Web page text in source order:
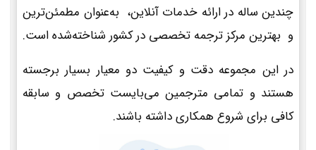
چندین ساله در ارائه خدمات آنلاین، به‌عنوان مطمئن‌ترین
و بهترین مرکز ترجمه تخصصی در کشور شناخته‌شده است.
در این مجموعه دقت و کیفیت دو معیار بسیار برجسته
هستند و تمامی مترجمین می‌بایست تخصص و سابقه
کافی برای شروع همکاری داشته باشند.